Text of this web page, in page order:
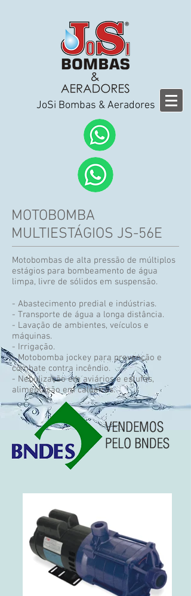
JoSi Bombas & Aeradores
MOTOBOMBA
MULTIESTÁGIOS JS-56E
Motobombas de alta pressão de múltiplos
estágios para bombeamento de água
limpa, livre de sólidos em suspensão.
- Abastecimento predial e indústrias.
- Transporte de água a longa distância.
- Lavação de ambientes, veículos e
máquinas.
- Irrigação.
- Motobomba jockey para prevenção e
combate contra incêndio.
- Nebulização em aviários e estufas,
alimentação em caldeiras.